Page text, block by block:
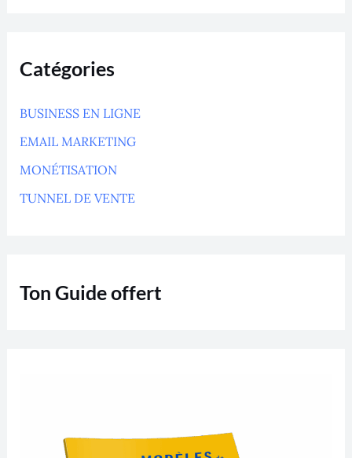
Catégories
BUSINESS EN LIGNE
EMAIL MARKETING
MONÉTISATION
TUNNEL DE VENTE
Ton Guide offert